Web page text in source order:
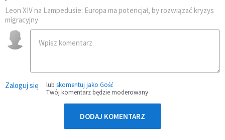
Leon XIV na Lampedusie: Europa ma potencjał, by rozwiązać kryzys
migracyjny
Zaloguj się lub skomentuj jako Gość
Twój komentarz będzie moderowany
DODAJ KOMENTARZ